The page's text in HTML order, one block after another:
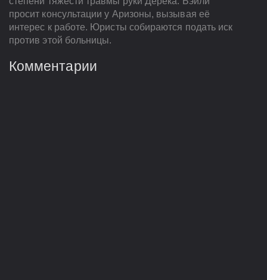
просит консультации у Аризоны, вызывая её
интерес к работе. Юристы собираются подать иск
против этой больницы.
Комментарии